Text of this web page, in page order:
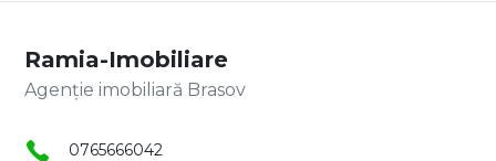
Ramia-Imobiliare
Agenție imobiliară Brasov
0765666042